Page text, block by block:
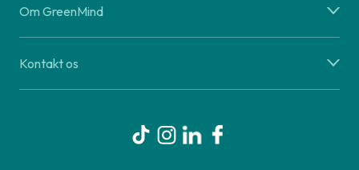
Om GreenMind
Kontakt os